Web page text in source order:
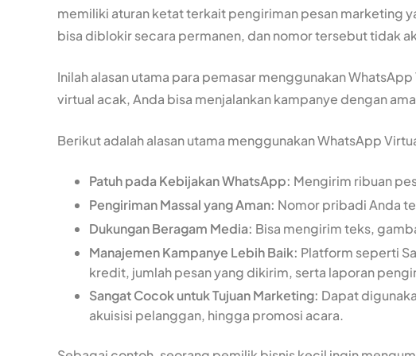
memiliki aturan ketat terkait pengiriman pesan marketing
bisa diblokir secara permanen, dan nomor tersebut tidak
Inilah alasan utama para pemasar menggunakan
virtual acak, Anda bisa menjalankan kampanye dengan
Berikut adalah alasan utama menggunakan WhatsApp
Patuh pada Kebijakan WhatsApp: Mengirim ribuan
Pengiriman Massal yang Aman: Nomor pribadi Anda
Dukungan Beragam Media: Bisa mengirim teks,
Manajemen Kampanye Lebih Baik: Platform seperti
kredit, jumlah pesan yang dikirim, serta laporan
Sangat Cocok untuk Tujuan Marketing: Dapat
akuisisi pelanggan, hingga promosi acara.